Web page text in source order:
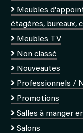
Meubles
étagères, bureaux,
Meubles TV
Non classé
Nouveautés
Professionnels /
Promotions
Salles à manger
Salons